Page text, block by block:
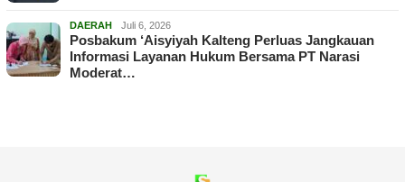
DAERAH Juli 6, 2026
Posbakum ‘Aisyiyah Kalteng Perluas Jangkauan
Informasi Layanan Hukum Bersama PT Narasi
Moderat…